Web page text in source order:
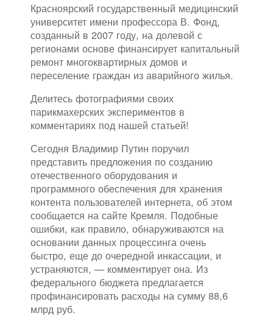
Красноярский государственный медицинский
университет имени профессора В. Фонд,
созданный в 2007 году, на долевой с
регионами основе финансирует капитальный
ремонт многоквартирных домов и
переселение граждан из аварийного жилья.
Делитесь фотографиями своих
парикмахерских экспериментов в
комментариях под нашей статьей!
Сегодня Владимир Путин поручил
представить предложения по созданию
отечественного оборудования и
программного обеспечения для хранения
контента пользователей интернета, об этом
сообщается на сайте Кремля. Подобные
ошибки, как правило, обнаруживаются на
основании данных процессинга очень
быстро, еще до очередной инкассации, и
устраняются, — комментирует она. Из
федерального бюджета предлагается
профинансировать расходы на сумму 88,6
млрд руб.